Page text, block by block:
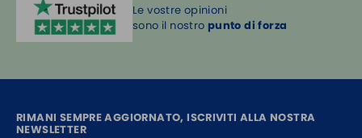
Le vostre opinioni
sono il nostro punto di forza
RIMANI SEMPRE AGGIORNATO, ISCRIVITI ALLA NOSTRA
NEWSLETTER